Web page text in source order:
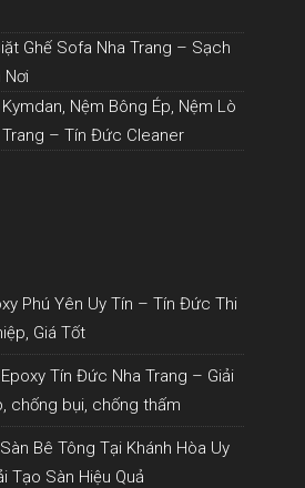
Ghế Sofa Nha Trang – Sạch
Nơi
Nệm Bông Ép, Nệm Lò
Trang – Tín Đức Cleaner
Phú Yên Uy Tín – Tín Đức Thi
Giá Tốt
Tín Đức Nha Trang – Giải
chống bụi, chống thấm
Bê Tông Tại Khánh Hòa Uy
Tạo Sàn Hiệu Quả